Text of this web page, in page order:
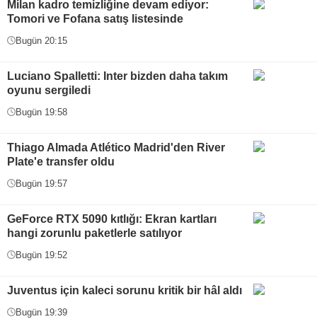
Milan kadro temizliğine devam ediyor:
Tomori ve Fofana satış listesinde
Bugün 20:15
Luciano Spalletti: Inter bizden daha takım
oyunu sergiledi
Bugün 19:58
Thiago Almada Atlético Madrid'den River
Plate'e transfer oldu
Bugün 19:57
GeForce RTX 5090 kıtlığı: Ekran kartları
hangi zorunlu paketlerle satılıyor
Bugün 19:52
Juventus için kaleci sorunu kritik bir hâl aldı
Bugün 19:39